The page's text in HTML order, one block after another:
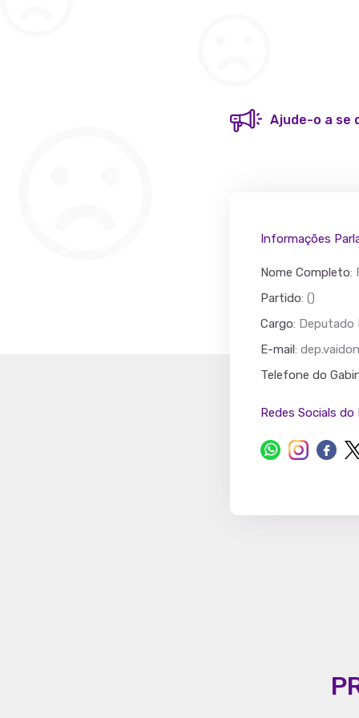
Ajude-o a se
Informações
Nome Completo:
Partido: ()
Cargo: Deputado
E-mail:
Telefone do
Redes Socials do
Partido